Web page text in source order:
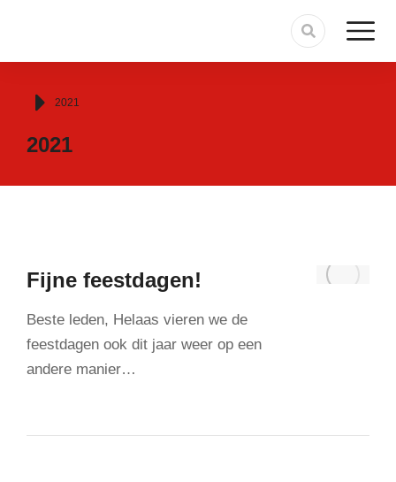
Je bent hier:
2021
2021
Fijne feestdagen!
Beste leden, Helaas vieren we de
feestdagen ook dit jaar weer op een
andere manier…